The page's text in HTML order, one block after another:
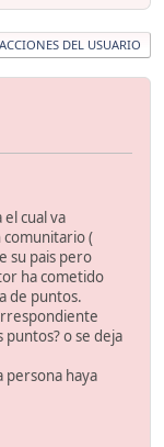
ACCIONES DEL USUARIO
cual va
comunitario (
su pais pero
ha cometido
de puntos.
o se deja
persona haya